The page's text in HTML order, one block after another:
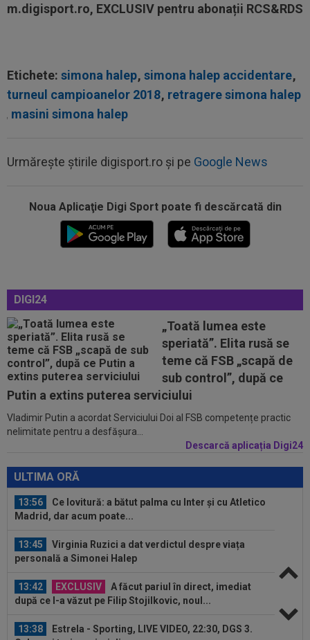
m.digisport.ro, EXCLUSIV pentru abonații RCS&RDS
Etichete: simona halep, simona halep accidentare,
turneul campioanelor 2018, retragere simona halep
, masini simona halep
Urmărește știrile digisport.ro și pe Google News
Noua Aplicaţie Digi Sport poate fi descărcată din
DIGI24
„Toată lumea este
speriată”. Elita rusă se
teme că FSB „scapă de
sub control”, după ce
Putin a extins puterea serviciului
Vladimir Putin a acordat Serviciului Doi al FSB competențe practic
nelimitate pentru a desfășura...
Descarcă aplicația Digi24
ULTIMA ORĂ
13:45
Virginia Ruzici a dat verdictul despre viața
personală a Simonei Halep
EXCLUSIV
A făcut pariul în direct, imediat
13:38
Estrela - Sporting, LIVE VIDEO, 22:30, DGS 3.
Cele mai tari meciuri din...
13:23
”Nemeritat”. Mesajul postat de Steaua, după
înfrângerea cu Râmnicu Vâlcea în a...
13:21
Jose Mourinho nu se joacă! Decizia luată, după
o lună de la revenirea la Real...
14:29
S-a terminat! Diego Simeone a făcut anunțul
despre transferul lui Julian...
Mihai Stoichiță a intrat în direct și a...
13:56
Ce lovitură: a bătut palma cu Inter și cu Atletico
Madrid, dar acum poate...
13:45
Virginia Ruzici a dat verdictul despre viața
personală a Simonei Halep
13:42 EXCLUSIV
A făcut pariul în direct, imediat
după ce l-a văzut pe Filip Stojilkovic, noul...
13:38
Estrela - Sporting, LIVE VIDEO, 22:30, DGS 3.